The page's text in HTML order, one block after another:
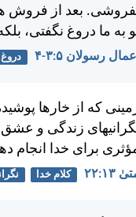
بعد از فروش
به ما دروغ نگفتی،
رسولان ۵:‏۳-‏۴
كه از خارها
زندگی و عشق
برای خدا انجام
۱۳:‏۲۲ کلام خدا